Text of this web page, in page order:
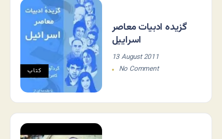
کتاب
گزیده ادبیات معاصر
اسراییل
13 August 2011
No Comment